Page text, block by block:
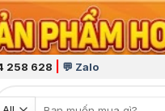
258 628 💬 Zalo
Tìm kiếm: